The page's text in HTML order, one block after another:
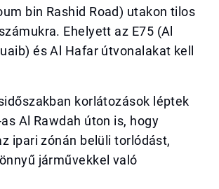
bin Rashid Road) utakon tilos
Ehelyett az E75 (Al
és Al Hafar útvonalakat kell
korlátozások léptek
Al Rawdah úton is, hogy
ipari zónán belüli torlódást,
járművekkel való